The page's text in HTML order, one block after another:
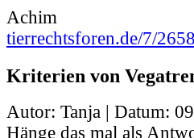
Achim
tierrechtsforen.de/7/
Kriterien von
Autor: Tanja | Datum:
Hänge das mal als